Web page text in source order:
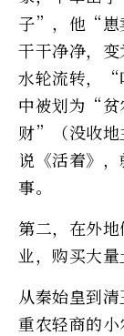
子”，他“崽
干干净净，
水轮流转，
中被划为“
财”（没收
说《活着》
事。
第二，在外
业，购买大量
从秦始皇到
重农轻商的